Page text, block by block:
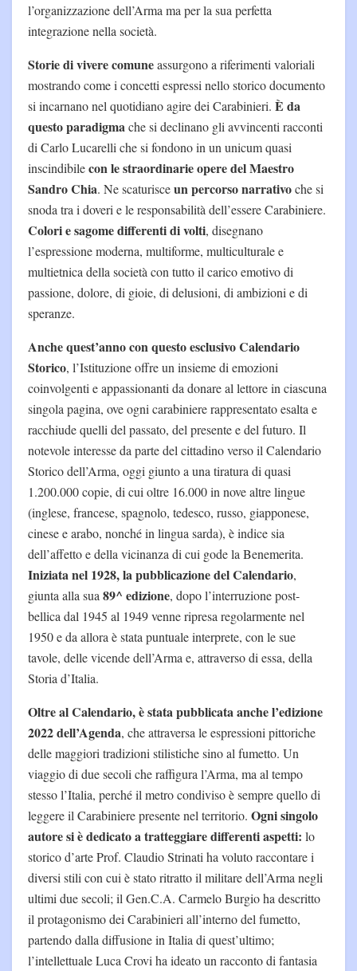
l’organizzazione dell’Arma ma per la sua perfetta
integrazione nella società.
Storie di vivere comuneassurgono a riferimenti valoriali
mostrando come i concetti espressi nello storico documento
si incarnano nel quotidiano agire dei Carabinieri. È da
questo paradigmache si declinano gli avvincenti racconti
di Carlo Lucarelli che si fondono in un unicum quasi
inscindibilecon le straordinarie opere del Maestro
Sandro Chia. Ne scaturisceun percorso narrativoche si
snoda tra i doveri e le responsabilità dell’essere Carabiniere.
Colori e sagome differenti di volti, disegnano
l’espressione moderna, multiforme, multiculturale e
multietnica della società con tutto il carico emotivo di
passione, dolore, di gioie, di delusioni, di ambizioni e di
speranze.
Anche quest’anno con questo esclusivo Calendario
Storico, l’Istituzione offre un insieme di emozioni
coinvolgenti e appassionanti da donare al lettore in ciascuna
singola pagina, ove ogni carabiniere rappresentato esalta e
racchiude quelli del passato, del presente e del futuro. Il
notevole interesse da parte del cittadino verso il Calendario
Storico dell’Arma, oggi giunto a una tiratura di quasi
1.200.000 copie, di cui oltre 16.000 in nove altre lingue
(inglese, francese, spagnolo, tedesco, russo, giapponese,
cinese e arabo, nonché in lingua sarda), è indice sia
dell’affetto e della vicinanza di cui gode la Benemerita.
Iniziata nel 1928, la pubblicazione del Calendario,
giunta alla sua 89^ edizione, dopo l’interruzione post-
bellica dal 1945 al 1949 venne ripresa regolarmente nel
1950 e da allora è stata puntuale interprete, con le sue
tavole, delle vicende dell’Arma e, attraverso di essa, della
Storia d’Italia.
Oltre al Calendario, è stata pubblicata anche l’edizione
2022 dell’Agenda, che attraversa le espressioni pittoriche
delle maggiori tradizioni stilistiche sino al fumetto. Un
viaggio di due secoli che raffigura l’Arma, ma al tempo
stesso l’Italia, perché il metro condiviso è sempre quello di
leggere il Carabiniere presente nel territorio. Ogni singolo
autore si è dedicato a tratteggiare differenti aspetti: lo
storico d’arte Prof. Claudio Strinati ha voluto raccontare i
diversi stili con cui è stato ritratto il militare dell’Arma negli
ultimi due secoli; il Gen.C.A. Carmelo Burgio ha descritto
il protagonismo dei Carabinieri all’interno del fumetto,
partendo dalla diffusione in Italia di quest’ultimo;
l’intellettuale Luca Crovi ha ideato un racconto di fantasia